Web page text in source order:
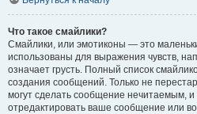
Что такое смайлики?
Смайлики, или эмотиконы — это
использованы для выражения чувств,
означает грусть. Полный список
создания сообщений. Только не
могут сделать сообщение нечитаемым,
отредактировать ваше сообщение или